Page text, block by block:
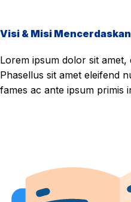
Visi & Misi
Lorem ipsum dolor sit amet,
Phasellus sit amet eleifend
fames ac ante ipsum primis